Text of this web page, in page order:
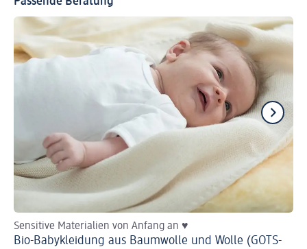
Sensitive Materialien von Anfang an ♥
Bio-Babykleidung aus Baumwolle und Wolle (GOTS-